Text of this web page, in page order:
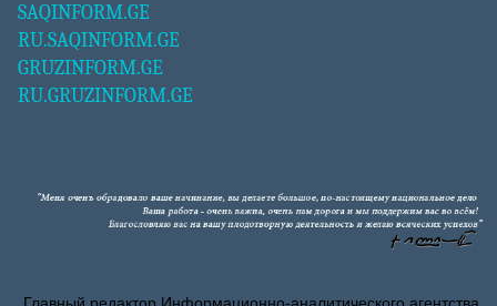
SAQINFORM.GE
RU.SAQINFORM.GE
GRUZINFORM.GE
RU.GRUZINFORM.GE
Главный редактор Информационно-аналитического агентства